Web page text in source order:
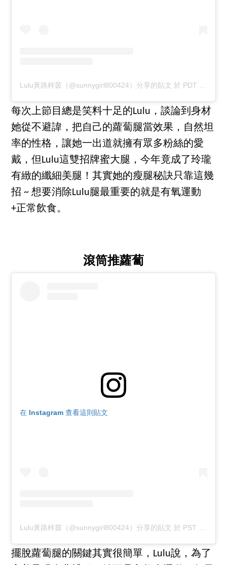
Lulu黃路梓茵（@sunnygirl800424）分享的貼文 於 PDT 2019 年 5月 月 15 日 上午 5:20
每次上節目總是笑料十足的Lulu，談論到身材
她從不避諱，把自己的蘿蔔腿當效果，自然坦
率的性格，讓她一出道就擁有眾多粉絲的愛
戴，但Lulu這雙招牌蜜大腿，今年竟成了玲瓏
有緻的纖細美腿！其實她的瘦腿秘訣只靠這幾
招 ~ 想要消除Lulu腿最重要的就是有氧運動
+正常飲食。
滾筒推蘿蔔
在 Instagram 查看這則貼文
Lulu黃路梓茵（@sunnygirl800424）分享的貼文 於 PST 2019 年 1月 月 31 日 下午 5:47
擺脫蘿蔔腿的關鍵其實很簡單，Lulu說，為了